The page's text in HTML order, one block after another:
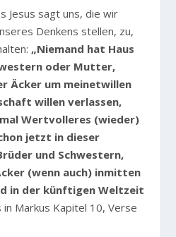
Jesus sagt uns, die wir
Denkens stellen, zu,
„Niemand hat Haus
oder Mutter,
Äcker um meinetwillen
willen verlassen,
Wertvolleres (wieder)
jetzt in dieser
und Schwestern,
(wenn auch) inmitten
in der künftigen Weltzeit
in Markus Kapitel 10, Verse